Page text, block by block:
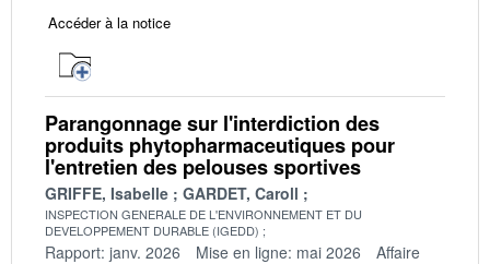
Accéder à la notice
Parangonnage sur l'interdiction des
produits phytopharmaceutiques pour
l'entretien des pelouses sportives
GRIFFE, Isabelle GARDET, Caroll
INSPECTION GENERALE DE L'ENVIRONNEMENT ET DU
DEVELOPPEMENT DURABLE (IGEDD)
Rapport: janv. 2026 Mise en ligne: mai 2026
Affaire